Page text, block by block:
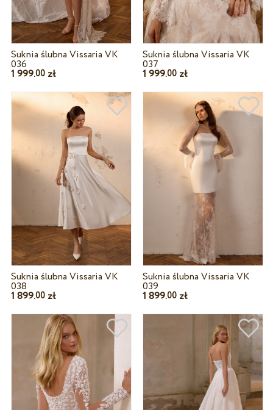
Suknia ślubna Vissaria VK
036
1 999.00zł
Suknia ślubna Vissaria VK
037
1 999.00 zł
Suknia ślubna Vissaria VK
038
1 899.00zł
Suknia ślubna Vissaria VK
039
1 899.00 zł